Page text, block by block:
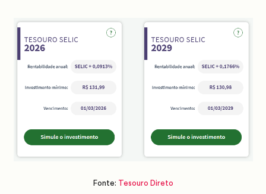
Fonte: Tesouro Direto